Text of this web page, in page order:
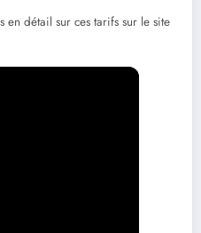
en détail sur ces tarifs sur le site